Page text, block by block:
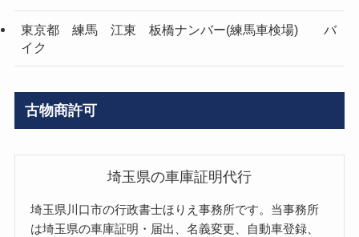
東京都 練馬 江東 板橋ナンバー(練馬車検場) バ
イク
古物商許可
埼玉県の車庫証明代行
埼玉県川口市の行政書士ほりえ事務所です。当事務所
は埼玉県の車庫証明・届出、名義変更、自動車登録、